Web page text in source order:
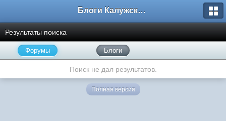
Блоги Калужского перекрестка
Результаты поиска
Форумы Блоги
Поиск не дал результатов.
Полная версия